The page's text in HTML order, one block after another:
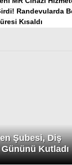
Randevularda
Kısaldı
Şubesi, Diş
Kutladı